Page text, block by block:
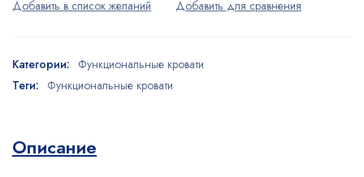
Категории: Функциональные кровати
Теги: Функциональные кровати
Описание